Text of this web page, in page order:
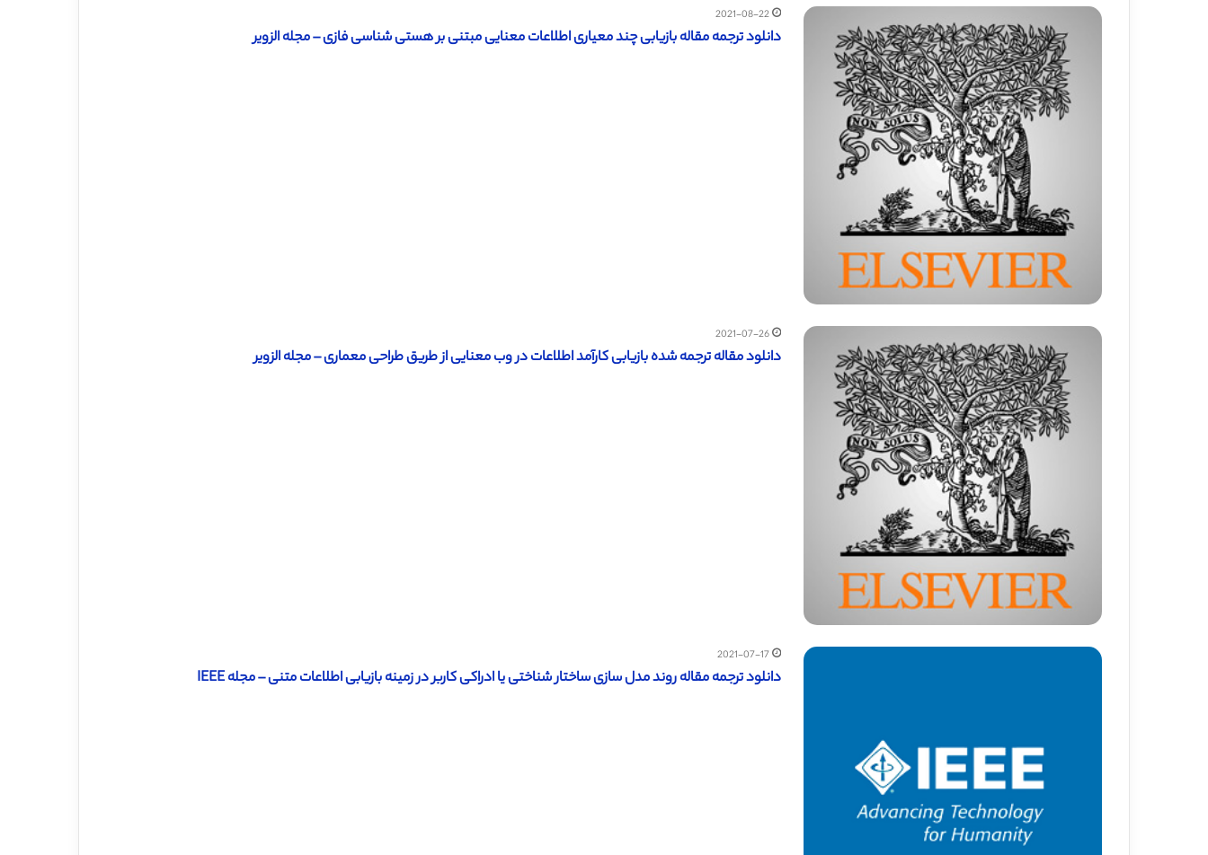
2021-08-22
دانلود ترجمه مقاله بازیابی چند معیاری اطلاعات معنایی مبتنی بر هستی شناسی فازی – مجله الزویر
2021-07-26
دانلود مقاله ترجمه شده بازیابی کارآمد اطلاعات در وب معنایی از طریق طراحی معماری – مجله الزویر
2021-07-17
دانلود ترجمه مقاله روند مدل سازی ساختار شناختی یا ادراکی کاربر در زمینه بازیابی اطلاعات متنی – مجله IEEE